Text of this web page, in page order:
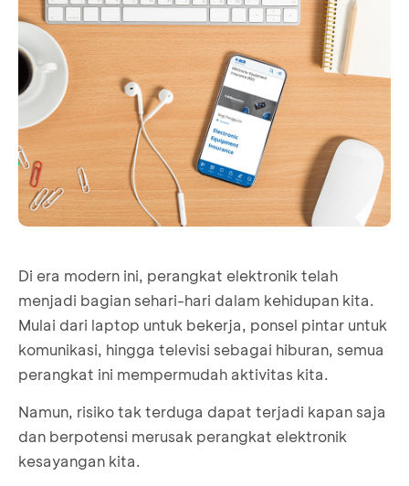
Di era modern ini, perangkat elektronik telah
menjadi bagian sehari-hari dalam kehidupan kita.
Mulai dari laptop untuk bekerja, ponsel pintar untuk
komunikasi, hingga televisi sebagai hiburan, semua
perangkat ini mempermudah aktivitas kita.
Namun, risiko tak terduga dapat terjadi kapan saja
dan berpotensi merusak perangkat elektronik
kesayangan kita.